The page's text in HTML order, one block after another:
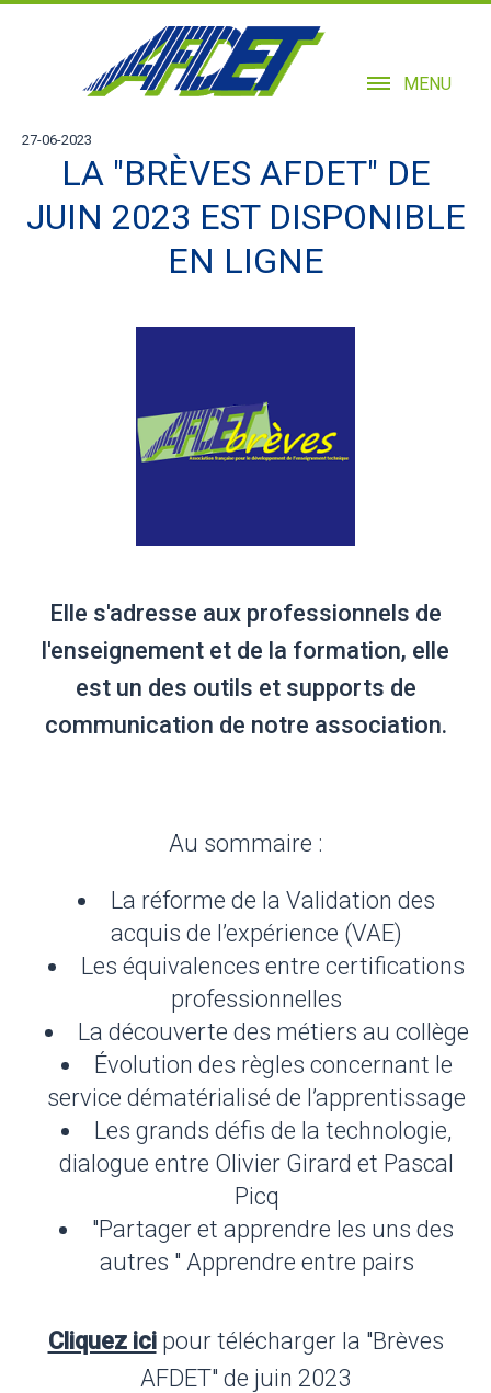
MENU
27-06-2023
LA "BRÈVES AFDET" DE
JUIN 2023 EST DISPONIBLE
EN LIGNE
Elle s'adresse aux professionnels de
l'enseignement et de la formation, elle
est un des outils et supports de
communication de notre association.
Au sommaire :
La réforme de la Validation des
acquis de l’expérience (VAE)
Les équivalences entre certifications
professionnelles
La découverte des métiers au collège
Évolution des règles concernant le
service dématérialisé de l’apprentissage
Les grands défis de la technologie,
dialogue entre Olivier Girard et Pascal
Picq
"Partager et apprendre les uns des
autres " Apprendre entre pairs
Cliquez icipour télécharger la "Brèves
AFDET" de juin 2023